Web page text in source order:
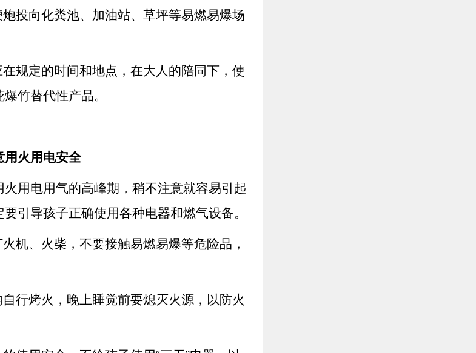
投向化粪池、加油站、草坪等易燃易爆场
规定的时间和地点，在大人的陪同下，使
竹替代性产品。
用火用电安全
用电用气的高峰期，稍不注意就容易引起
引导孩子正确使用各种电器和燃气设备。
机、火柴，不要接触易燃易爆等危险品，
行烤火，晚上睡觉前要熄灭火源，以防火